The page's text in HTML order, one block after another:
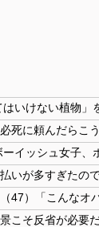
死に頼んだらこ
こそ反省が必要